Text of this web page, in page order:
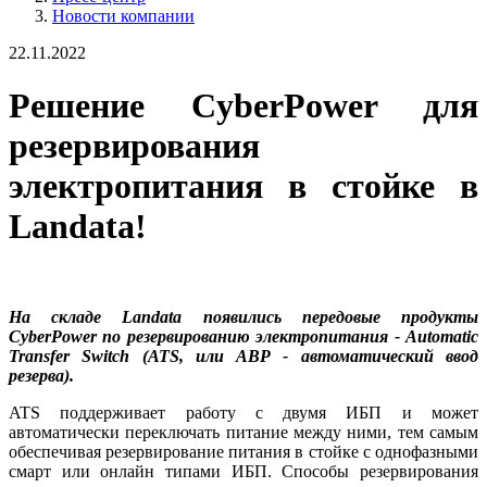
Новости компании
22.11.2022
Решение CyberPower для
резервирования
электропитания в стойке в
Landata!
На складе Landata появились передовые продукты
CyberPower по резервированию электропитания - Automatic
Transfer Switch (ATS, или АВР - автоматический ввод
резерва).
ATS поддерживает работу с двумя ИБП и может
автоматически переключать питание между ними, тем самым
обеспечивая резервирование питания в стойке с однофазными
смарт или онлайн типами ИБП. Способы резервирования